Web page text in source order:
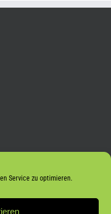
Service zu optimieren.